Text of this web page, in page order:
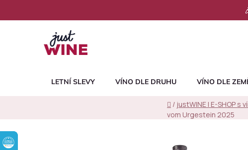
LETNÍ SLEVY VÍNO DLE DRUHU VÍNO DLE
Domů
/ justWINE | E-SHOP s
vom Urgestein 2025